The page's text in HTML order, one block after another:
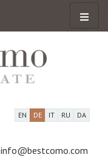
EN DE IT RU DA
info@bestcomo.com